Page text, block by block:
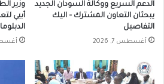
الدعم السريع ووكالة السودان الجديد
يبحثان التعاون المشترك – اليك
التفاصيل
أغسطس 7, 2026
وزير
أبيي
أغسطس